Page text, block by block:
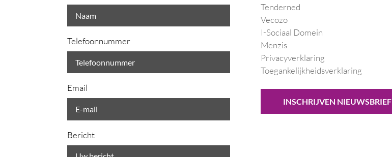
Telefoonnummer
Email
Bericht
Tenderned
Vecozo
I-Sociaal Domein
Menzis
Privacyverklaring
Toegankelijkheidsverklaring
INSCHRIJVEN NIEUWSBRIEF